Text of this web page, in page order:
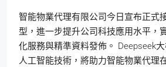
智能物業代理有限公司今日宣布正式
型，進一步提升公司科技應用水平，
化服務與精準資料發佈。 Deepseek
人工智能技術，將助力智能物業代理